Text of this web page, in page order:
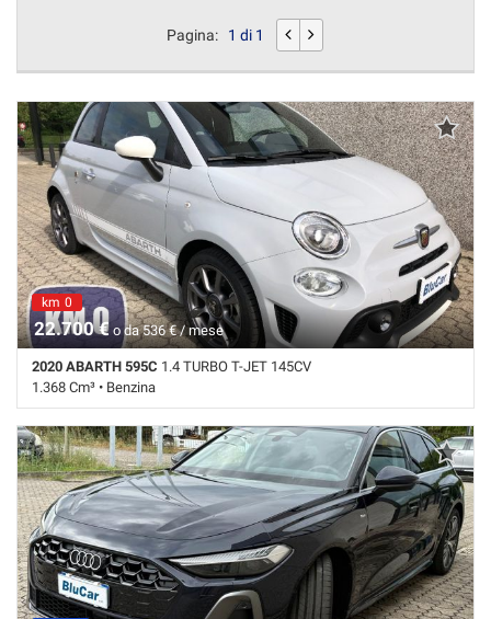
Pagina: 1 di 1
venduta km 0 venduta
22.700 € o da 536 € / mese
2020 ABARTH 595C 1.4 TURBO T-JET 145CV
1.368 Cm³ • Benzina
10 Km • Cambio Manuale (5) • Grigio pastello • 3 Porte • ABS • Airbag •
Airbag laterali • Airbag Passeggero • Airbag posteriore • Airbag testa •
Alzacristalli elettrici • Autoradio • Autoradio digitale • Bluetooth •
Boardcomputer • Cerchi in lega • Chiusura centralizzata • Chiusura
centralizzata telecomandata • Climatizzatore • Controllo trazione •
ESP • Fendinebbia • Hill holder • Immobilizzatore elettronico • Isofix •
Luci diurne • Monitoraggio pressione pneumatici • MP3 • Schermo
multifunzione interamente digitale • Sedile passeggero ribaltabile •
Sedili sportivi • Sensore di luce • Sensori di parcheggio posteriori •
Servosterzo • Navigatore satellitare • Specchietti laterali elettrici •